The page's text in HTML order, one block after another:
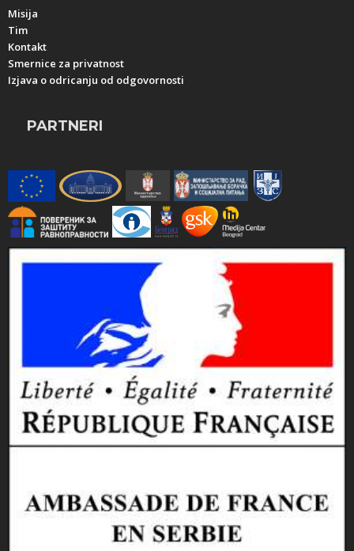
Misija
Tim
Kontakt
Smernice za privatnost
Izjava o odricanju od odgovornosti
PARTNERI